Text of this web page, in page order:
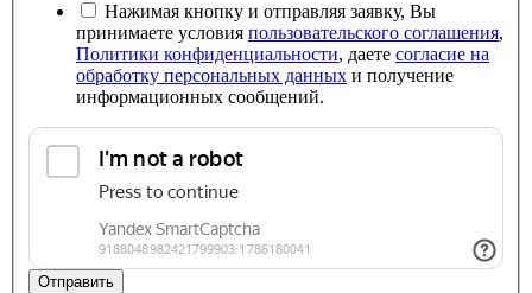
Нажимая кнопку и отправляя заявку, Вы
принимаете условия пользовательского соглашения,
Политики конфиденциальности, даете согласие на
обработку персональных данных и получение
информационных сообщений.
Отправить